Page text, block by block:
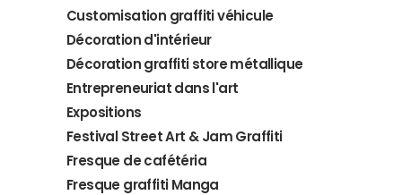
Customisation graffiti véhicule
Décoration d'intérieur
Décoration graffiti store métallique
Entrepreneuriat dans l'art
Expositions
Festival Street Art & Jam Graffiti
Fresque de cafétéria
Fresque graffiti Manga